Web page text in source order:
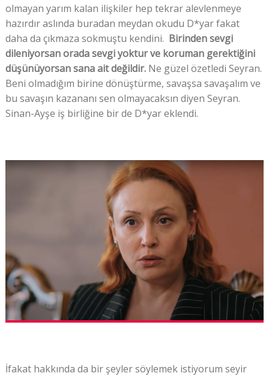
olmayan yarım kalan ilişkiler hep tekrar alevlenmeye
hazırdır aslında buradan meydan okudu D*yar fakat
daha da çıkmaza sokmuştu kendini. Birinden sevgi
dileniyorsan orada sevgi yoktur ve koruman gerektiğini
düşünüyorsan sana ait değildir.Ne güzel özetledi Seyran.
Beni olmadığım birine dönüştürme, savaşsa savaşalım ve
bu savaşın kazananı sen olmayacaksın diyen Seyran.
Sinan-Ayşe iş birliğine bir de D*yar eklendi.
İfakat hakkında da bir şeyler söylemek istiyorum seyir